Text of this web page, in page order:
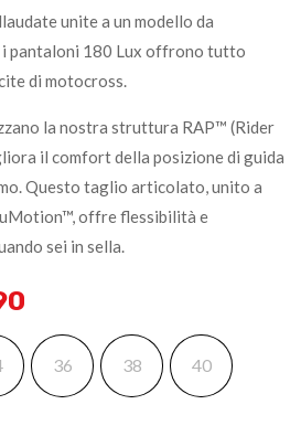
unite a un modello da
pantaloni 180 Lux offrono tutto
di motocross.
la nostra struttura RAP™ (Rider
il comfort della posizione di guida
Questo taglio articolato, unito a
offre flessibilità e
sei in sella.
36 38 40